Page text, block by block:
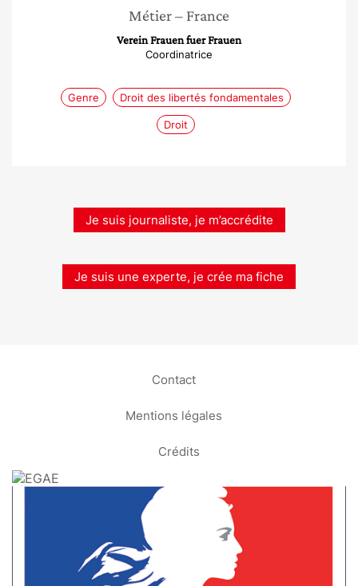
Métier– France
Verein Frauen fuer Frauen
Coordinatrice
Genre Droit des libertés fondamentales
Droit
Je suis journaliste, je m’accrédite
Je suis une experte, je crée ma fiche
Contact
Mentions légales
Crédits